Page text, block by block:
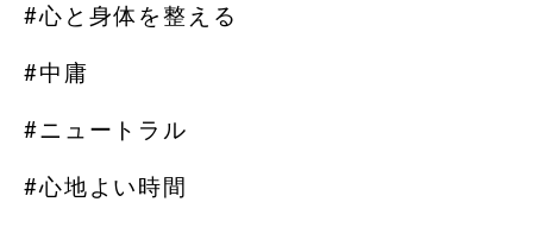
#心と身体を整える
#中庸
#ニュートラル
#心地よい時間